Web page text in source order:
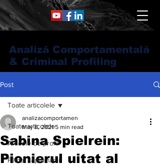
Analiză Comportamentală
& Criminal Profiling
Post
Toate articolele
Articole de profil
Filmul săptămânii
Toate articolele
Sabina Spielrein:
Pionierul uitat al
analizacomportamen
May 8, 2021 5 min read